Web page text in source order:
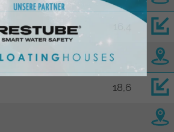
18,6